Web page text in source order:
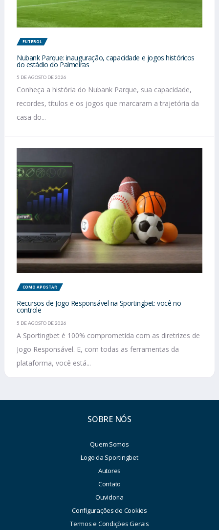
FUTEBOL
Nubank Parque: inauguração, capacidade e jogos históricos
do estádio do Palmeiras
5 DE AGOSTO DE 2026
Conheça a história do Nubank Parque, sua capacidade,
recordes, títulos e os jogos que marcaram a trajetória da
casa do...
COMO APOSTAR
Recursos de Jogo Responsável na Sportingbet: você no
controle
5 DE AGOSTO DE 2026
A Sportingbet é 100% comprometida com as diretrizes de
Jogo Responsável. E, com todas as ferramentas da
plataforma, você está...
SOBRE NÓS
Quem Somos
Logo da Sportingbet
Autores
Contato
Ouvidoria
Configurações de Cookies
Termos e Condições Gerais